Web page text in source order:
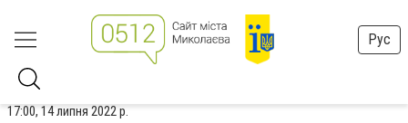
Рус
17:00, 14 липня 2022 р.